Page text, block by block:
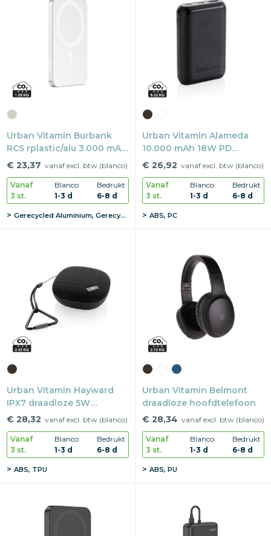
Urban Vitamin Burbank
RCS rplastic/alu 3.000 mAh
powerbank
€ 23,37 vanaf excl. btw (blanco)
Vanaf
3 st.
Blanco
1-3 d
Bedrukt
6-8 d
Gerecycled Aluminium, Gerecycled ABS
Urban Vitamin Alameda
10.000 mAh 18W PD
powerbank
€ 26,92 vanaf excl. btw (blanco)
Vanaf
3 st.
Blanco
1-3 d
Bedrukt
6-8 d
ABS, PC
Urban Vitamin Hayward
IPX7 draadloze 5W
luidspreker
€ 28,32 vanaf excl. btw (blanco)
Vanaf
3 st.
Blanco
1-3 d
Bedrukt
6-8 d
ABS, TPU
Urban Vitamin Belmont
draadloze hoofdtelefoon
€ 28,34 vanaf excl. btw (blanco)
Vanaf
3 st.
Blanco
1-3 d
Bedrukt
6-8 d
ABS, PU